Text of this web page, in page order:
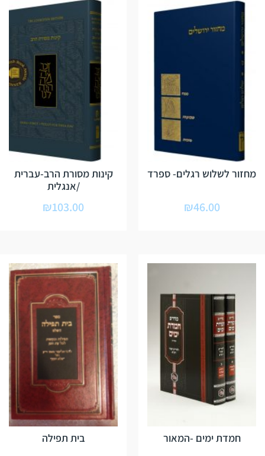
מחזור לשלוש רגלים- ספרד
₪46.00
קינות מסורת הרב-עברית
/אנגלית
₪103.00
חמדת ימים -המאור בית תפילה